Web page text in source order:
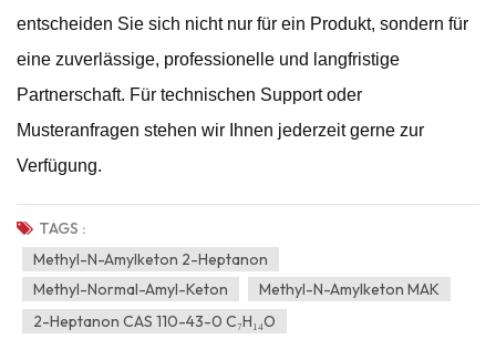
entscheiden Sie sich nicht nur für ein Produkt, sondern für
eine zuverlässige, professionelle und langfristige
Partnerschaft. Für technischen Support oder
Musteranfragen stehen wir Ihnen jederzeit gerne zur
Verfügung.
TAGS :
Methyl-N-Amylketon 2-Heptanon
Methyl-Normal-Amyl-Keton
Methyl-N-Amylketon MAK
2-Heptanon CAS 110-43-0 C₇H₁₄O